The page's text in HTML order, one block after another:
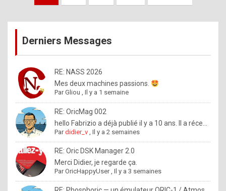
%
a
d
e
b
y
R
o
publications
Derniers Messages
RE: NASS 2026
Mes deux machines passions.
ParGliou ,Il y a 1 semaine
RE: OricMag 002
hello Fabrizio a déjà publié il y a 10 ans. Il a réce...
Pardidier_v ,Il y a 2 semaines
RE: Oric DSK Manager 2.0
Merci Didier, je regarde ça.
ParOricHappyUser,Il y a 3 semaines